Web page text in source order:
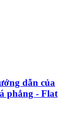
dẫn của
phẳng - Flat